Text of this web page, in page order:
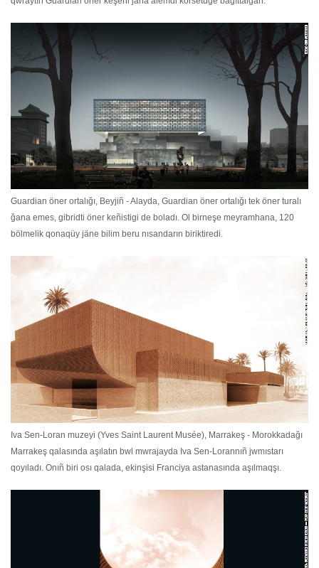
Guardian öner ortalığı, Beyjiñ - Alayda, Guardian öner ortalığı tek öner turalı
ğana emes, gibridti öner keñistigi de boladı. Ol birneşe meyramhana, 120
bölmelik qonaqüy jäne bilim beru nısandarın biriktiredi.
Iva Sen-Loran muzeyi (Yves Saint Laurent Musée), Marrakeş - Morokkadağı
Marrakeş qalasında aşılatın bwl mwrajayda Iva Sen-Lorannıñ jwmıstarı
qoyıladı. Onıñ biri osı qalada, ekinşisi Franciya astanasında aşılmaqşı.